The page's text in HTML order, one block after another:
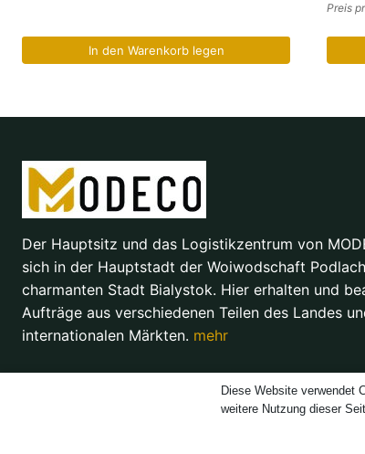
In den Warenkorb legen
Preis
Der Hauptsitz und das Logistikzentrum von
sich in der Hauptstadt der Woiwodschaft
charmanten Stadt Bialystok. Hier erhalten und
Aufträge aus verschiedenen Teilen des Landes
internationalen Märkten. mehr
Diese Website verwendet
weitere Nutzung dieser